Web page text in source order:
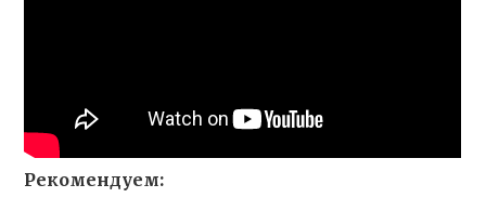
Рекомендуем: